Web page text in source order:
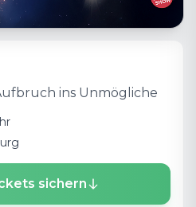
ins Unmögliche
sichern